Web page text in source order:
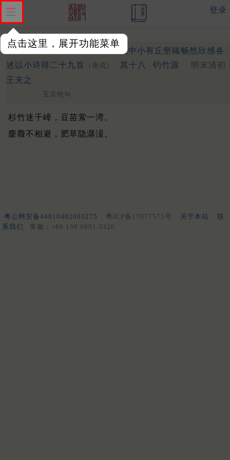
点击这里，展开功能菜单
登录
怀入山来所栖伏林谷三百里中小有丘壑辄畅然欣感各
述以小诗得二十九首
（庚戌） 其十八 钓竹源
明末清初
王夫之
五言绝句
杉竹迷千嶂，豆苗萦一湾。
麇麚不相避，肥草隐潺湲。
粤公网安备44010402003275 粤ICP备17077571号 关于本站
联
系我们
客服：+86 136 0901 3320